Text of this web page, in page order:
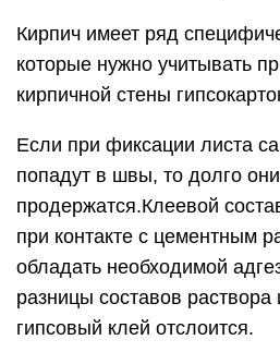
Кирпич имеет ряд
которые нужно учитывать
кирпичной стены
Если при фиксации листа
попадут в швы, то долго
продержатся.Клеевой
при контакте с цементным
обладать необходимой
разницы составов раствора
гипсовый клей отслоится.